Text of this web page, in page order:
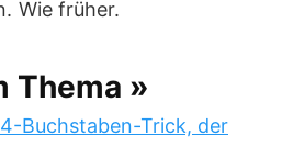
Wie früher.
Thema »
Buchstaben-Trick, der